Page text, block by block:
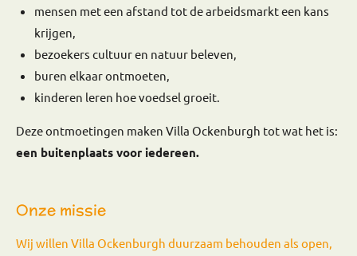
mensen met een afstand tot de arbeidsmarkt een kans
krijgen,
bezoekers cultuur en natuur beleven,
buren elkaar ontmoeten,
kinderen leren hoe voedsel groeit.
Deze ontmoetingen maken Villa Ockenburgh tot wat het is:
een buitenplaats voor iedereen.
Onze missie
Wij willen Villa Ockenburgh duurzaam behouden als open,